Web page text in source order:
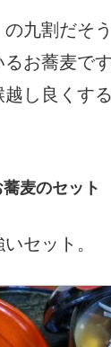
九割だそ
お蕎麦で
し良くす
麦のセット
セット。